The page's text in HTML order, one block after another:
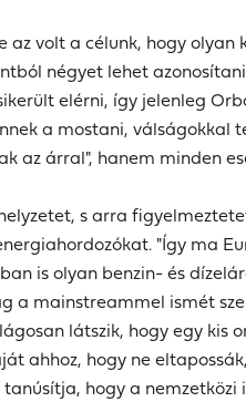
az volt a célunk, hogy
négyet lehet
elérni, így jelenleg
a mostani,
az árral", hanem minden
s arra
"Így ma
is olyan benzin- és
a mainstreammel ismét
látszik, hogy egy
ahhoz, hogy ne
hogy a